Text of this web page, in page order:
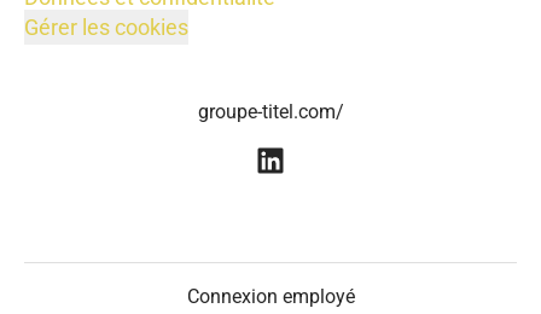
Gérer les cookies
groupe-titel.com/
Connexion employé